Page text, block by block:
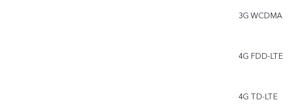
3G WCDMA
4G FDD-LTE
4G TD-LTE